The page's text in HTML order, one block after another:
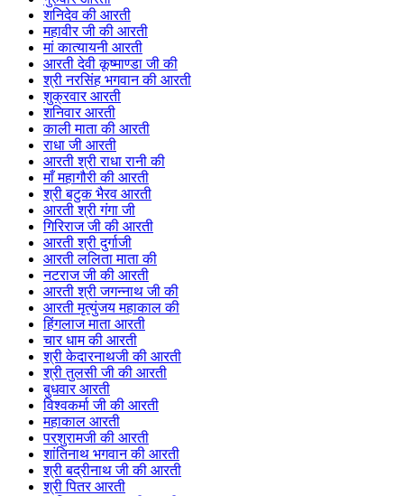
शनिदेव की आरती
महावीर जी की आरती
मां कात्यायनी आरती
आरती देवी कूष्माण्डा जी की
श्री नरसिंह भगवान की आरती
शुक्रवार आरती
शनिवार आरती
काली माता की आरती
राधा जी आरती
आरती श्री राधा रानी की
माँ महागौरी की आरती
श्री बटुक भैरव आरती
आरती श्री गंगा जी
गिरिराज जी की आरती
आरती श्री दुर्गाजी
आरती ललिता माता की
नटराज जी की आरती
आरती श्री जगन्नाथ जी की
आरती मृत्युंजय महाकाल की
हिंगलाज माता आरती
चार धाम की आरती
श्री केदारनाथजी की आरती
श्री तुलसी जी की आरती
बुधवार आरती
विश्वकर्मा जी की आरती
महाकाल आरती
परशुरामजी की आरती
शांतिनाथ भगवान की आरती
श्री बद्रीनाथ जी की आरती
श्री पितर आरती